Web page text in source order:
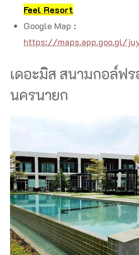
Feel Resort
Google Map :
https://maps.app.goo.gl/
เดอะมิส สนามกอล์ฟ
นครนายก